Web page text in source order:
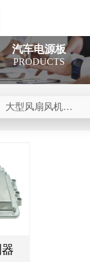
汽车电源板
PRODUCTS
大型风扇风机驱